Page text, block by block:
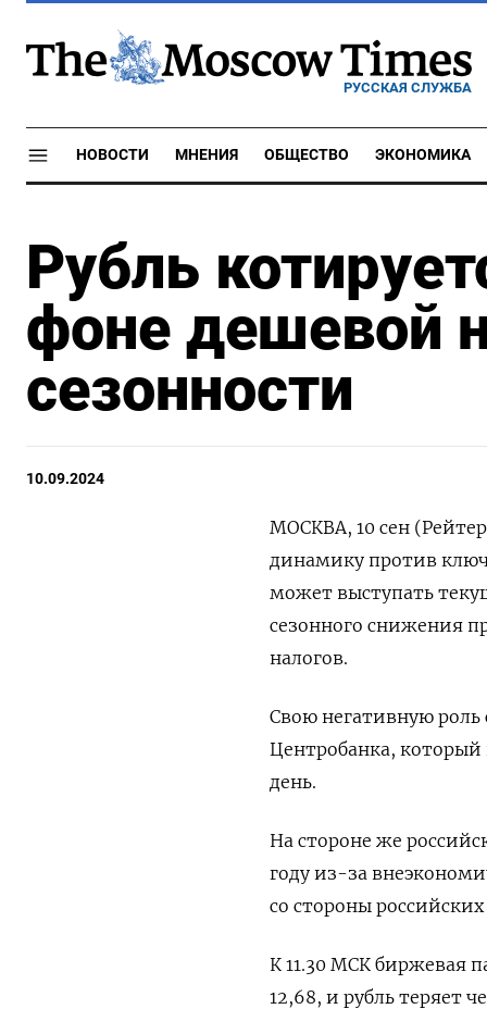
РУССКАЯ СЛУЖБА
НОВОСТИ МНЕНИЯ ОБЩЕСТВО ЭКОНОМИКА
Рубль
фоне дешевой
сезонности
10.09.2024
МОСКВА, 10 сен
динамику против
может выступать
сезонного снижения
налогов.
Свою негативную роль
Центробанка, который
день.
На стороне же
году из-за
со стороны
К 11.30 МСК биржевая
12,68, и рубль теряет